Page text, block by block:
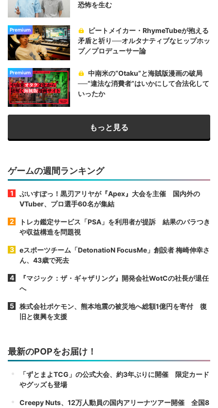
恐怖を生む
Premium
ビートメイカー・RhymeTubeが抱える
矛盾と祈り──オルタナティブなヒップホッ
プ／プロデューサー論
Premium
中南米の“Otaku”と海賊版漫画の破局
──“違法な消費者”はいかにして合法化して
いったか
もっと見る
ゲームの週間ランキング
ぶいすぽっ！黒刃アリヤが『Apex』大会を主催 国内外の
VTuber、プロ選手60名が集結
トレカ鑑定サービス「PSA」を利用者が提訴 結果のバラつき
や収益構造を問題視
eスポーツチーム「DetonatioN FocusMe」創設者 梅崎伸幸さ
ん、43歳で死去
『マジック：ザ・ギャザリング』開発会社WotCの社長が退任
へ
株式会社ポケモン、熊本地震の被災地へ総額1億円を寄付 復
旧と復興を支援
最新のPOPをお届け！
「ずとまよTCG」の公式大会、約3年ぶりに開催 限定カード
やグッズも登場
Creepy Nuts、12万人動員の国内アリーナツアー開催 全国8